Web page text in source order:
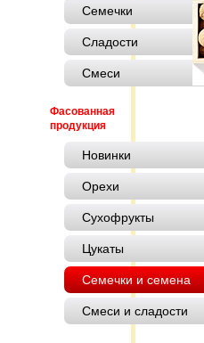
Семечки
Сладости
Смеси
Фасованная
продукция
Новинки
Орехи
Сухофрукты
Цукаты
Семечки и семена
Смеси и сладости